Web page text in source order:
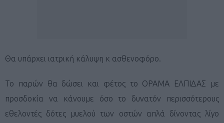
Θα υπάρχει ιατρική κάλυψη κ ασθενοφόρο.
Το παρών θα δώσει και φέτος το ΟΡΑΜΑ ΕΛΠΙΔΑΣ με
προσδοκία να κάνουμε όσο το δυνατόν περισσότερους
εθελοντές δότες μυελού των οστών απλά δίνοντας λίγο